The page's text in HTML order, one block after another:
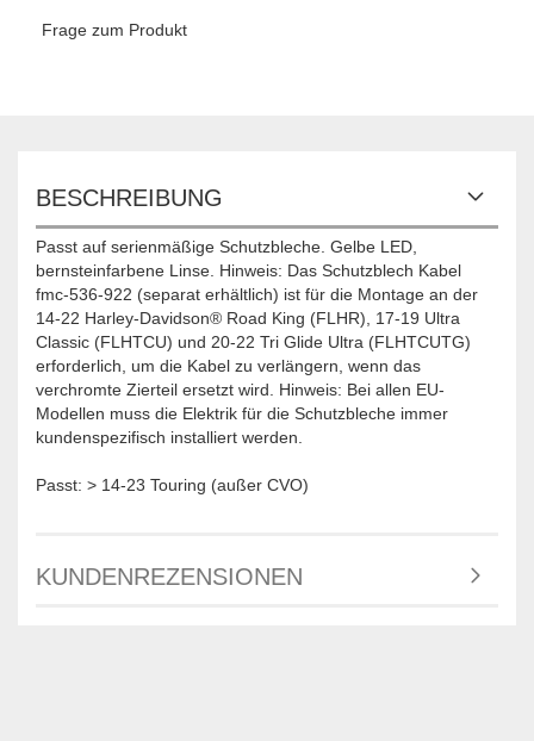
Frage zum Produkt
BESCHREIBUNG
Passt auf serienmäßige Schutzbleche. Gelbe LED,
bernsteinfarbene Linse. Hinweis: Das Schutzblech Kabel
fmc-536-922 (separat erhältlich) ist für die Montage an der
14-22 Harley-Davidson® Road King (FLHR), 17-19 Ultra
Classic (FLHTCU) und 20-22 Tri Glide Ultra (FLHTCUTG)
erforderlich, um die Kabel zu verlängern, wenn das
verchromte Zierteil ersetzt wird. Hinweis: Bei allen EU-
Modellen muss die Elektrik für die Schutzbleche immer
kundenspezifisch installiert werden.
Passt: > 14-23 Touring (außer CVO)
KUNDENREZENSIONEN